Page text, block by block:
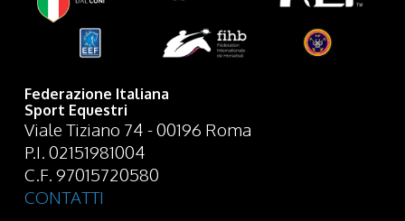
Federazione Italiana
Sport Equestri
Viale Tiziano 74 - 00196 Roma
P.I. 02151981004
C.F. 97015720580
CONTATTI